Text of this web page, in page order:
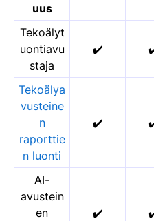
uus
Tekoälyt
uontiavu
staja
✔️
Tekoälya
vusteine
n
raporttie
n luonti
✔️
AI-
avustein
en
✔️